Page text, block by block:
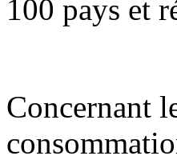
100 pays et
Concernant